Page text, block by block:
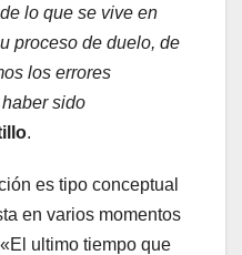
lo que se vive en
proceso de duelo, de
los errores
sido
.
es tipo conceptual
en varios momentos
ultimo tiempo que